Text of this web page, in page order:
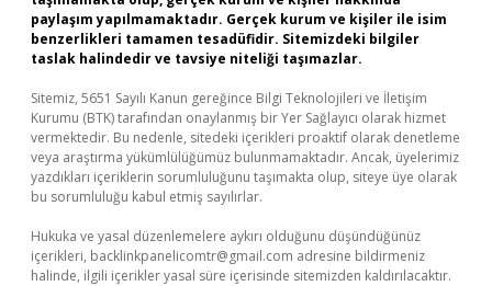
paylaşım yapılmamaktadır. Gerçek kurum ve kişiler ile isim
benzerlikleri tamamen tesadüfidir. Sitemizdeki bilgiler
taslak halindedir ve tavsiye niteliği taşımazlar.
Sitemiz, 5651 Sayılı Kanun gereğince Bilgi Teknolojileri ve İletişim
Kurumu (BTK) tarafından onaylanmış bir Yer Sağlayıcı olarak hizmet
vermektedir. Bu nedenle, sitedeki içerikleri proaktif olarak denetleme
veya araştırma yükümlülüğümüz bulunmamaktadır. Ancak, üyelerimiz
yazdıkları içeriklerin sorumluluğunu taşımakta olup, siteye üye olarak
bu sorumluluğu kabul etmiş sayılırlar.
Hukuka ve yasal düzenlemelere aykırı olduğunu düşündüğünüz
içerikleri, backlinkpanelicomtr@gmail.com adresine bildirmeniz
halinde, ilgili içerikler yasal süre içerisinde sitemizden kaldırılacaktır.